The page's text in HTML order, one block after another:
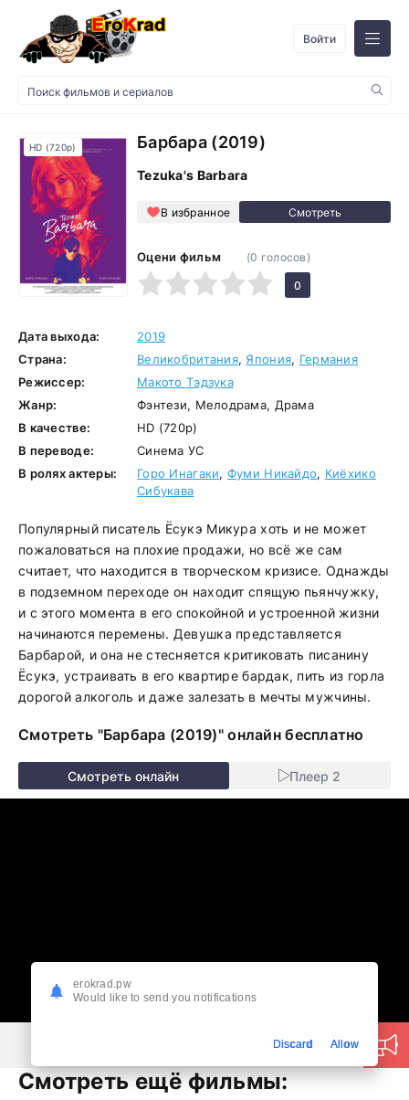
Войти
Барбара (2019)
Tezuka's Barbara
В избранное
HD (720p)
Оцени фильм
1
2 3 5
(0 голосов)
0
Дата выхода:
2019
Страна:
Великобритания, Япония, Германия
Режиссер:
Макото Тэдзука
Жанр:
Фэнтези, Мелодрама, Драма
В качестве:
HD (720p)
В переводе:
Синема УС
В ролях актеры:
Горо Инагаки, Фуми Никайдо, Киёхико
Сибукава
Популярный писатель Ёсукэ Микура хоть и не может
пожаловаться на плохие продажи, но всё же сам
считает, что находится в творческом кризисе. Однажды
в подземном переходе он находит спящую пьянчужку,
и с этого момента в его спокойной и устроенной жизни
начинаются перемены. Девушка представляется
Барбарой, и она не стесняется критиковать писанину
Ёсукэ, устраивать в его квартире бардак, пить из горла
дорогой алкоголь и даже залезать в мечты мужчины.
Смотреть "Барбара (2019)" онлайн бесплатно
Смотреть онлайн Плеер 2
Смотреть ещё фильмы:
erokrad.pw
Would like to send you notifications
Discard Allow